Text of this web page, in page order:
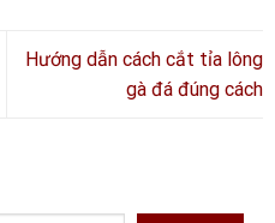
Hướng dẫn cách cắt tỉa lông
gà đá đúng cách